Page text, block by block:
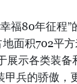
80年征程”
面积702平方
展示各类装备
兵的骄傲，